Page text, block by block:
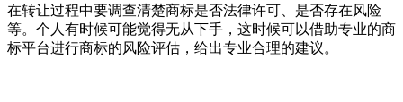
在转让过程中要调查清楚商标是否法律许可、是否存在风险
等。个人有时候可能觉得无从下手，这时候可以借助专业的商
标平台进行商标的风险评估，给出专业合理的建议。